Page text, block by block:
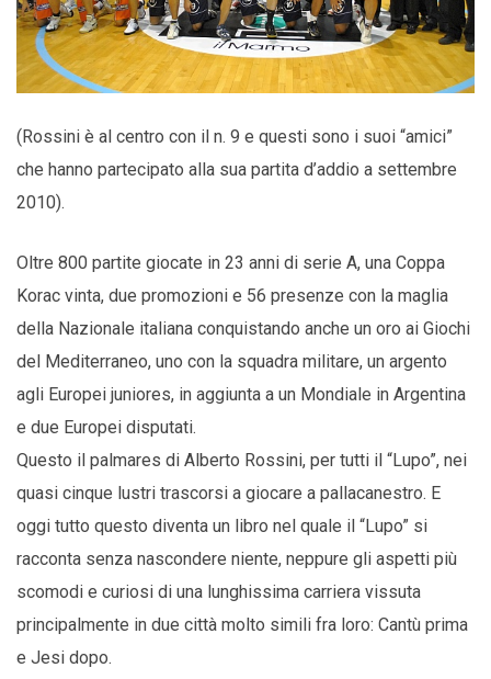
(Rossini è al centro con il n. 9 e questi sono i suoi “amici”
che hanno partecipato alla sua partita d’addio a settembre
2010).
Oltre 800 partite giocate in 23 anni di serie A, una Coppa
Korac vinta, due promozioni e 56 presenze con la maglia
della Nazionale italiana conquistando anche un oro ai Giochi
del Mediterraneo, uno con la squadra militare, un argento
agli Europei juniores, in aggiunta a un Mondiale in Argentina
e due Europei disputati.
Questo il palmares di Alberto Rossini, per tutti il “Lupo”, nei
quasi cinque lustri trascorsi a giocare a pallacanestro. E
oggi tutto questo diventa un libro nel quale il “Lupo” si
racconta senza nascondere niente, neppure gli aspetti più
scomodi e curiosi di una lunghissima carriera vissuta
principalmente in due città molto simili fra loro: Cantù prima
e Jesi dopo.